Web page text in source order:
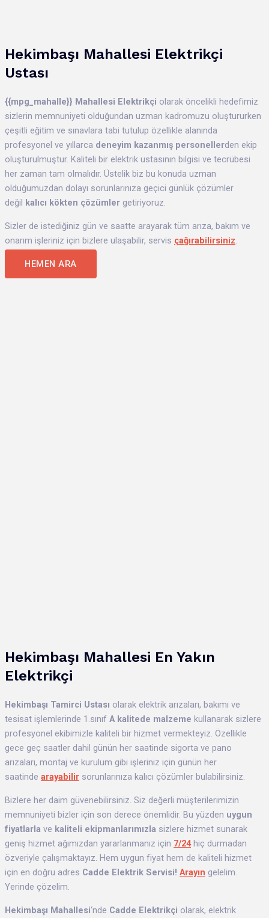
Hekimbaşı Mahallesi Elektrikçi
Ustası
{{mpg_mahalle}} Mahallesi Elektrikçi olarak öncelikli hedefimiz
sizlerin memnuniyeti olduğundan uzman kadromuzu oluştururken
çeşitli eğitim ve sınavlara tabi tutulup özellikle alanında
profesyonel ve yıllarca deneyim kazanmış personellerden ekip
oluşturulmuştur. Kaliteli bir elektrik ustasının bilgisi ve tecrübesi
her zaman tam olmalıdır. Üstelik biz bu konuda uzman
olduğumuzdan dolayı sorunlarınıza geçici günlük çözümler
değil
kalıcı kökten çözümler getiriyoruz.
Sizler de istediğiniz gün ve saatte arayarak tüm arıza, bakım ve
onarım işleriniz için bizlere ulaşabilir, servis çağırabilirsiniz.
HEMEN ARA
Hekimbaşı Mahallesi En Yakın
Elektrikçi
Hekimbaşı Tamirci Ustası olarak elektrik arızaları, bakımı ve
tesisat işlemlerinde 1.sınıf A kalitede malzeme kullanarak sizlere
profesyonel ekibimizle kaliteli bir hizmet vermekteyiz. Özellikle
gece geç saatler dahil günün her saatinde sigorta ve pano
arızaları, montaj ve kurulum gibi işleriniz için günün her
saatinde arayabilir sorunlarınıza kalıcı çözümler bulabilirsiniz.
Bizlere her daim güvenebilirsiniz. Siz değerli müşterilerimizin
memnuniyeti bizler için son derece önemlidir. Bu yüzden uygun
fiyatlarla ve kaliteli ekipmanlarımızla sizlere hizmet sunarak
geniş hizmet ağımızdan yararlanmanız için 7/24hiç durmadan
özveriyle çalışmaktayız. Hem uygun fiyat hem de kaliteli hizmet
için en doğru adres Cadde Elektrik Servisi! Arayın gelelim.
Yerinde çözelim.
Hekimbaşı Mahallesi‘nde Cadde Elektrikçi olarak, elektrik